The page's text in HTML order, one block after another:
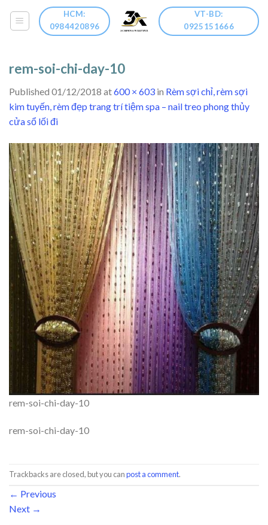
HCM:
0984420896
VT-BD:
0925151666
rem-soi-chi-day-10
Published 01/12/2018 at600 × 603 in Rèm sợi chỉ, rèm sợi
kim tuyến, rèm đẹp trang trí tiệm spa – nail treo phong thủy
cửa sổ lối đi
rem-soi-chi-day-10
rem-soi-chi-day-10
Trackbacks are closed, but you canpost a comment.
← Previous
Next →